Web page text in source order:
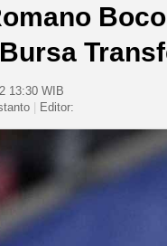
13:30 WIB
Editor: